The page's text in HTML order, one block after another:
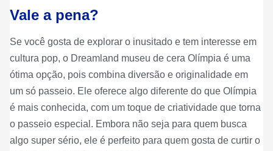
Vale a pena?
Se você gosta de explorar o inusitado e tem interesse em
cultura pop, o Dreamland museu de cera Olímpia é uma
ótima opção, pois combina diversão e originalidade em
um só passeio. Ele oferece algo diferente do que Olímpia
é mais conhecida, com um toque de criatividade que torna
o passeio especial. Embora não seja para quem busca
algo super sério, ele é perfeito para quem gosta de curtir o